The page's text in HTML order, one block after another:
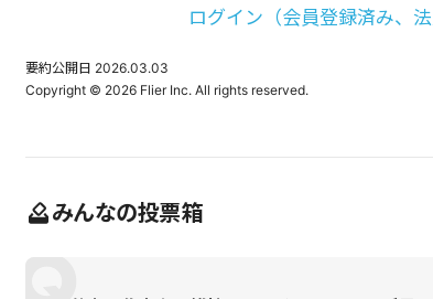
ログイン（会員登録済み、法
要約公開日 2026.03.03
Copyright © 2026 Flier Inc. All rights reserved.
みんなの投票箱